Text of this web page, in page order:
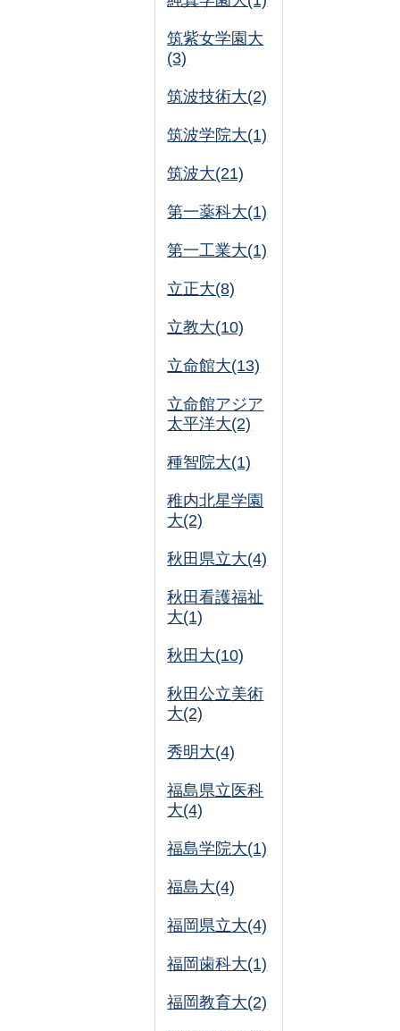
筑紫女学園大
(3)
筑波技術大(2)
筑波学院大(1)
筑波大(21)
第一薬科大(1)
第一工業大(1)
立正大(8)
立教大(10)
立命館大(13)
立命館アジア
太平洋大(2)
種智院大(1)
稚内北星学園
大(2)
秋田県立大(4)
秋田看護福祉
大(1)
秋田大(10)
秋田公立美術
大(2)
秀明大(4)
福島県立医科
大(4)
福島学院大(1)
福島大(4)
福岡県立大(4)
福岡歯科大(1)
福岡教育大(2)